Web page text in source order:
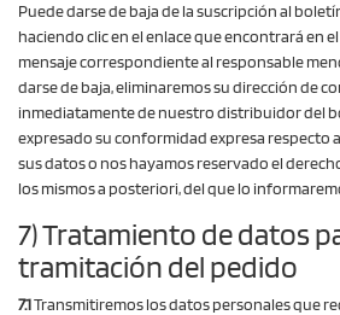
Puede darse de baja de la suscripción al
haciendo clic en el enlace que encontrará en
mensaje correspondiente al responsable
darse de baja, eliminaremos su dirección de
inmediatamente de nuestro distribuidor del
expresado su conformidad expresa respecto
sus datos o nos hayamos reservado el
los mismos a posteriori, del que lo
7) Tratamiento de datos
tramitación del pedido
7.1Transmitiremos los datos personales que